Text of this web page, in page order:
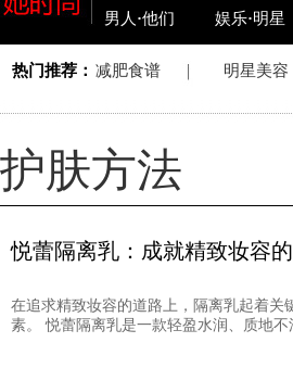
男人 ·他们 娱乐·明星
护肤方法
悦蕾隔离乳：成就精致妆容
在追求精致妆容的道路上，隔离乳起着
素。 悦蕾隔离乳是一款轻盈水润、质地